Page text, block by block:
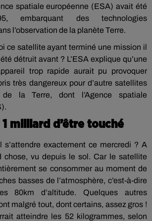
spatiale européenne (ESA) avait été
embarquant des technologies
l’observation de la planète Terre.
ce satellite ayant terminé une mission il
détruit avant ? L’ESA explique qu’une
trop rapide aurait pu provoquer
très dangereux pour d’autre satellites
la Terre, dont l’Agence spatiale
1 milliard d’être touché
s’attendre exactement ce mercredi ? A
chose, vu depuis le sol. Car le satellite
se consommer au moment de
basses de l’atmosphère, c’est-à-dire
80km d’altitude. Quelques autres
malgré tout, dont certains, assez gros !
atteindre les 52 kilogrammes, selon